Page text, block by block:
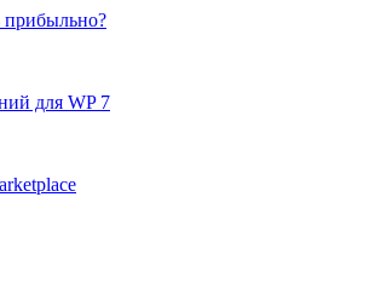
прибыльно?
для WP 7